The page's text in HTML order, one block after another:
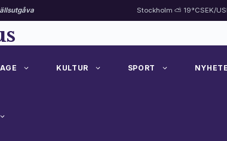
Stockholm ⛅ 19°CSEK/
KULTUR SPORT